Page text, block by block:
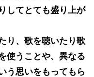
してとても盛り上が
り、歌を聴いたり歌
使うことや、異なる
う思いをもってもら